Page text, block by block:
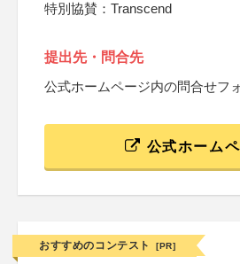
特別協賛：Transcend
提出先・問合先
公式ホームページ内の問合せフ
公式ホーム
おすすめのコンテスト [PR]